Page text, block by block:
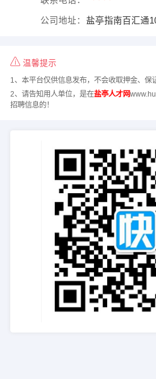
公司地址： 盐亭指南百汇通
温馨提示
1、本平台仅供信息发布，不会收取押金、保
2、请告知用人单位，是在盐亭人才网
招聘信息的！